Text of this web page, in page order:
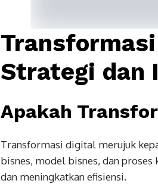
Strategi dan
Apakah
Transformasi digital merujuk
bisnes, model bisnes, dan
dan meningkatkan efisiensi.